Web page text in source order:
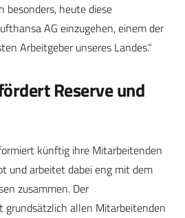
besonders, heute diese
AG einzugehen, einem der
Arbeitgeber unseres Landes.“
Reserve und
künftig ihre Mitarbeitenden
und arbeitet dabei eng mit dem
zusammen. Der
grundsätzlich allen Mitarbeitenden